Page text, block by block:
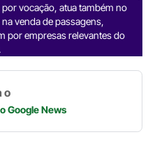
vocação, atua também no
venda de passagens,
por empresas relevantes do
o
Google News